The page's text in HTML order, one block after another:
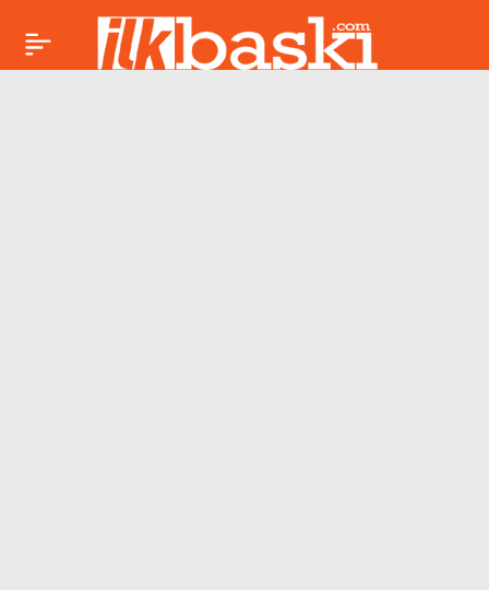
Gazeteci İsmail